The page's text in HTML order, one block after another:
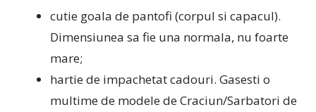
cutie goala de pantofi (corpul si capacul).
Dimensiunea sa fie una normala, nu foarte
mare;
hartie de impachetat cadouri. Gasesti o
multime de modele de Craciun/Sarbatori de